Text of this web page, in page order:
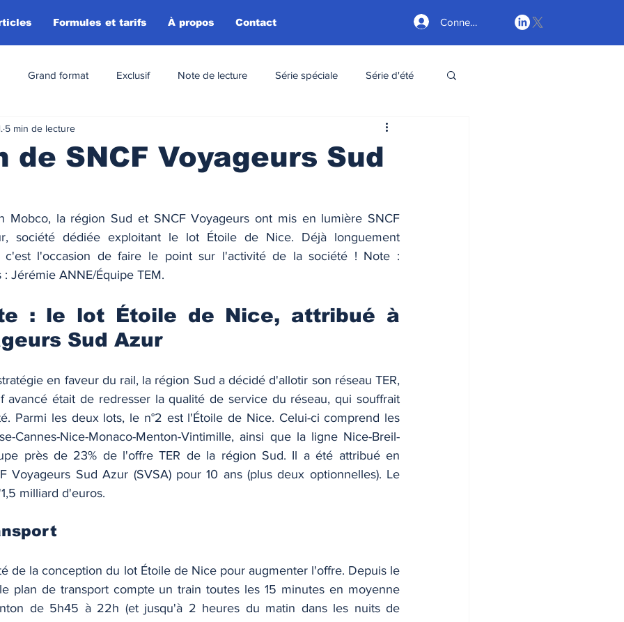
Formules et tarifs À propos Contact Connexion
Grand format Exclusif Note de lecture Série spéciale Série d'été
de SNCF Voyageurs Sud
5 min de lecture
Mobco, la région Sud et SNCF Voyageurs ont mis en lumière SNCF
société dédiée exploitant le lot Étoile de Nice. Déjà longuement
c'est l'occasion de faire le point sur l'activité de la société ! Note :
Jérémie ANNE/Équipe TEM.
: le lot Étoile de Nice, attribué à
Sud Azur
en faveur du rail, la région Sud a décidé d'allotir son réseau TER,
avancé était de redresser la qualité de service du réseau, qui souffrait
Parmi les deux lots, le n°2 est l'Étoile de Nice. Celui-ci comprend les
Cannes-Nice-Monaco-Menton-Vintimille, ainsi que la ligne Nice-Breil-
près de 23% de l'offre TER de la région Sud. Il a été attribué en
Voyageurs Sud Azur (SVSA) pour 10 ans (plus deux optionnelles). Le
milliard d'euros.
de la conception du lot Étoile de Nice pour augmenter l'offre. Depuis le
plan de transport compte un train toutes les 15 minutes en moyenne
de 5h45 à 22h (et jusqu'à 2 heures du matin dans les nuits de